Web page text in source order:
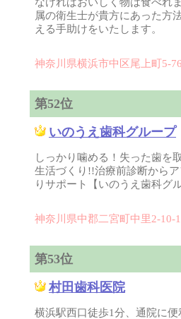
属の衛生士が貴方にあった方
える手助けをいたします。
神奈川県横浜市中区尾上町5-
第52位
いのうえ歯科グループ
しっかり噛める！失った歯を
生活づくり!!治療前診断から
りサポート【いのうえ歯科グ
神奈川県中郡二宮町中里2-10-
第53位
村田歯科医院
横浜駅西口徒歩1分、通院に